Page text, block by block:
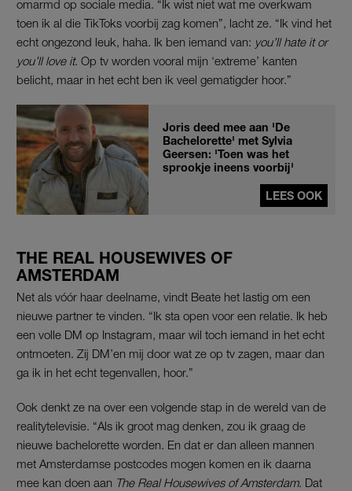
omarmd op sociale media. “Ik wist niet wat me overkwam
toen ik al die TikToks voorbij zag komen”, lacht ze. “Ik vind het
echt ongezond leuk, haha. Ik ben iemand van: you’ll hate it or
you’ll love it. Op tv worden vooral mijn ‘extreme’ kanten
belicht, maar in het echt ben ik veel gematigder hoor.”
Joris deed mee aan 'De
Bachelorette' met Sylvia
Geersen: 'Toen was het
sprookje ineens voorbij'
LEES OOK
THE REAL HOUSEWIVES OF
AMSTERDAM
Net als vóór haar deelname, vindt Beate het lastig om een
nieuwe partner te vinden. “Ik sta open voor een relatie. Ik heb
een volle DM op Instagram, maar wil toch iemand in het echt
ontmoeten. Zij DM’en mij door wat ze op tv zagen, maar dan
ga ik in het echt tegenvallen, hoor.”
Ook denkt ze na over een volgende stap in de wereld van de
realitytelevisie. “Als ik groot mag denken, zou ik graag de
nieuwe bachelorette worden. En dat er dan alleen mannen
met Amsterdamse postcodes mogen komen en ik daarna
mee kan doen aan The Real Housewives of Amsterdam. Dat